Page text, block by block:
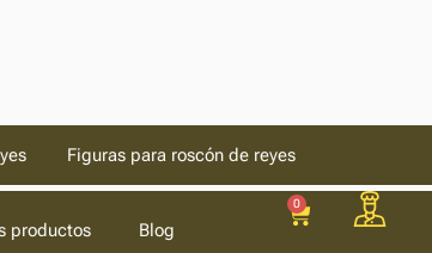
Figuras para roscón de reyes
productos Blog
0